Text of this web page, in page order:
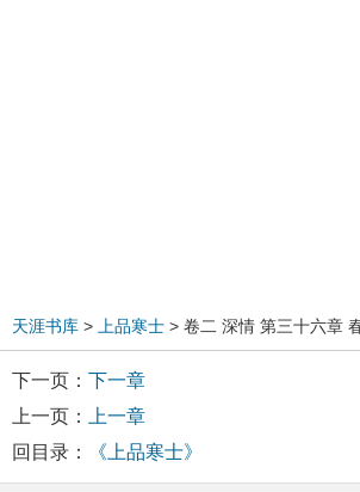
天涯书库 > 上品寒士 > 卷二 深情 第三十六章
下一页： 下一章
上一页：
上一章
回目录：
《上品寒士》